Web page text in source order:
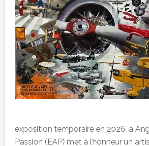
exposition temporaire en 2026, à
Passion (EAP) met à l’honneur un